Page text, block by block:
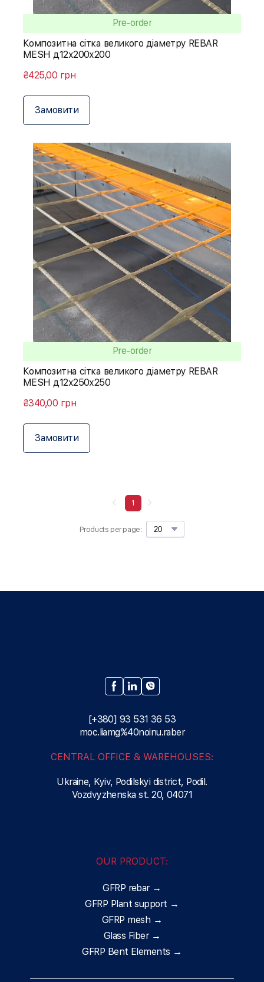
Pre-order
Композитна сітка великого діаметру REBAR
MESH д12х200х200
₴425,00 грн
Замовити
Pre-order
Композитна сітка великого діаметру REBAR
MESH д12х250х250
₴340,00 грн
Замовити
Products per page:
1
[+380] 93 531 36 53
moc.liamg%40noinu.raber
CENTRAL OFFICE & WAREHOUSES:
Ukraine, Kyiv, Podilskyi district, Podil.
Vozdvyzhenska st. 20, 04071
OUR PRODUCT:
GFRP rebar →
GFRP Plant support →
GFRP mesh →
Glass Fiber →
GFRP Bent Elements →